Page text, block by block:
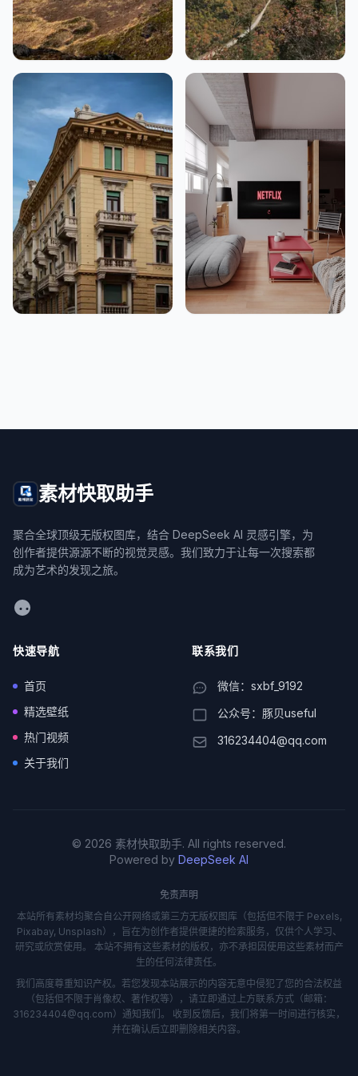
素材快取助手
聚合全球顶级无版权图库，结合 DeepSeek AI 灵感引擎，为
创作者提供源源不断的视觉灵感。我们致力于让每一次搜索都
成为艺术的发现之旅。
WeChat
快速导航
首页
精选壁纸
热门视频
关于我们
联系我们
微信：sxbf_9192
公众号：豚贝useful
316234404@qq.com
© 2026 素材快取助手. All rights reserved.
Powered by DeepSeek AI
免责声明
本站所有素材均聚合自公开网络或第三方无版权图库（包括但不限于 Pexels,
Pixabay, Unsplash），旨在为创作者提供便捷的检索服务，仅供个人学习、
研究或欣赏使用。 本站不拥有这些素材的版权，亦不承担因使用这些素材而产
生的任何法律责任。
我们高度尊重知识产权。若您发现本站展示的内容无意中侵犯了您的合法权益
（包括但不限于肖像权、著作权等），请立即通过上方联系方式（邮箱：
316234404@qq.com）通知我们。 收到反馈后，我们将第一时间进行核实，
并在确认后立即删除相关内容。